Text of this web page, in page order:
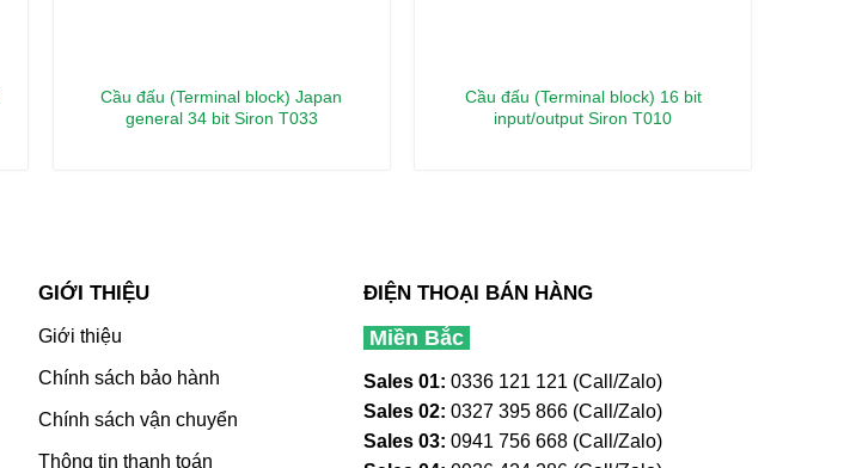
Cầu đấu (Terminal block) Japan
general 34 bit Siron T033
Cầu đấu (Terminal block) 16 bit
input/output Siron T010
GIỚI THIỆU
Giới thiệu
Chính sách bảo hành
Chính sách vận chuyển
Thông tin thanh toán
ĐIỆN THOẠI BÁN HÀNG
Miền Bắc
Sales 01: 0336 121 121 (Call/Zalo)
Sales 02: 0327 395 866 (Call/Zalo)
Sales 03: 0941 756 668 (Call/Zalo)